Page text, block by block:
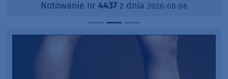
Notowanie nr 4437 z dnia 2026-08-06